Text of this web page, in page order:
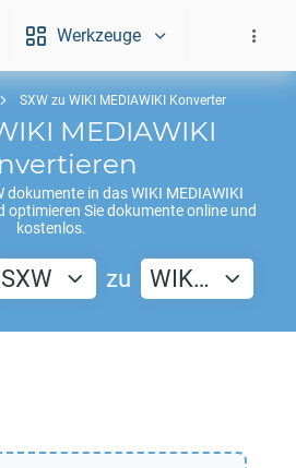
Werkzeuge
SXW zu WIKI MEDIAWIKI Konverter
MEDIAWIKI
dokumente in dasWIKI MEDIAWIKI
optimieren Sie dokumente online und
kostenlos.
SXW zu WIK…